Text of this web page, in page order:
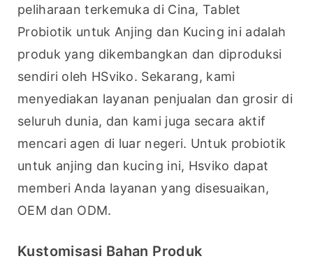
peliharaan terkemuka di Cina, Tablet
Probiotik untuk Anjing dan Kucing ini adalah
produk yang dikembangkan dan diproduksi
sendiri oleh HSviko. Sekarang, kami
menyediakan layanan penjualan dan grosir di
seluruh dunia, dan kami juga secara aktif
mencari agen di luar negeri. Untuk probiotik
untuk anjing dan kucing ini, Hsviko dapat
memberi Anda layanan yang disesuaikan,
OEM dan ODM.
Kustomisasi Bahan Produk